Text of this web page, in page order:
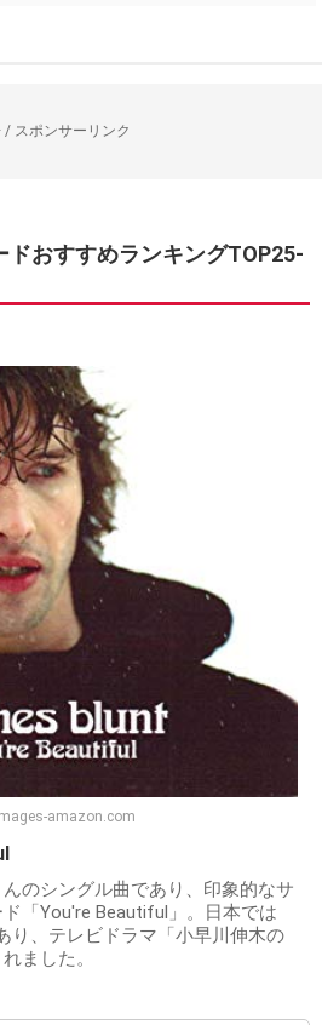
/ スポンサーリンク
おすすめランキングTOP25-
amazon.com
のシングル曲であり、印象的なサ
「You're Beautiful」。日本では
り、テレビドラマ「小早川伸木の
ました。